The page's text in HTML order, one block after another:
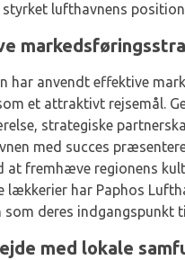
lufthavnens
har anvendt effektive
et attraktivt rejsemål.
strategiske
med succes
at fremhæve regionens
lækkerier har Paphos
deres indgangspunkt
med lokale